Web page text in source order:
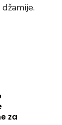
za